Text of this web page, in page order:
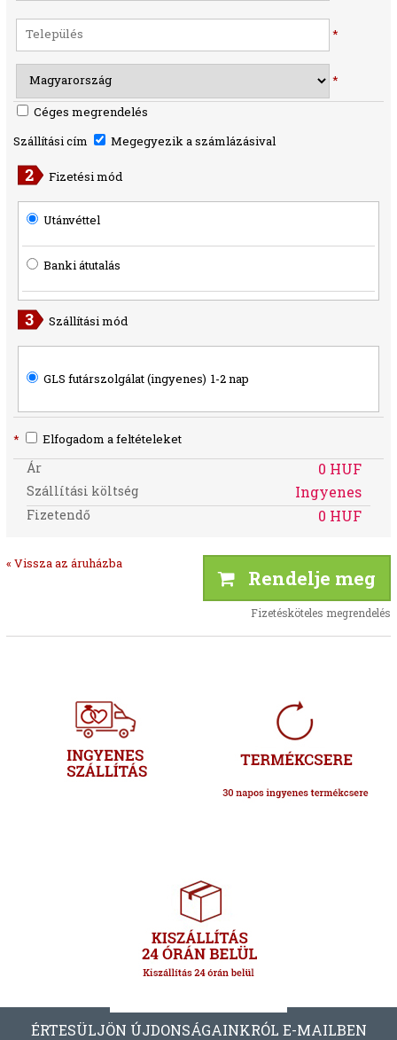
*
*
Céges megrendelés
Szállítási cím
Megegyezik a számlázásival
Fizetési mód
Utánvéttel
Banki átutalás
Szállítási mód
GLS futárszolgálat (ingyenes) 1-2 nap
* Elfogadom a feltételeket
Ár 0 HUF
Szállítási költség Ingyenes
Fizetendő 0 HUF
« Vissza az áruházba
Rendelje meg
Fizetésköteles megrendelés
ÉRTESÜLJÖN ÚJDONSÁGAINKRÓL E-MAILBEN